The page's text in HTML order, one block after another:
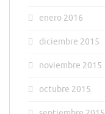
enero 2016
diciembre 2015
noviembre 2015
octubre 2015